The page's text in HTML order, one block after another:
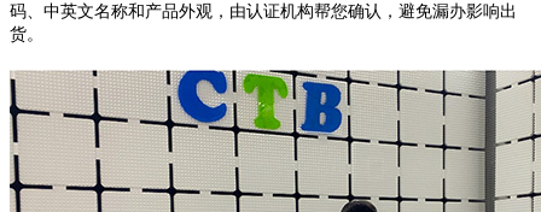
码、中英文名称和产品外观，由认证机构帮您确认，避免漏办影响出
货。